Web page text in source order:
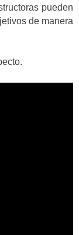
pueden
de manera